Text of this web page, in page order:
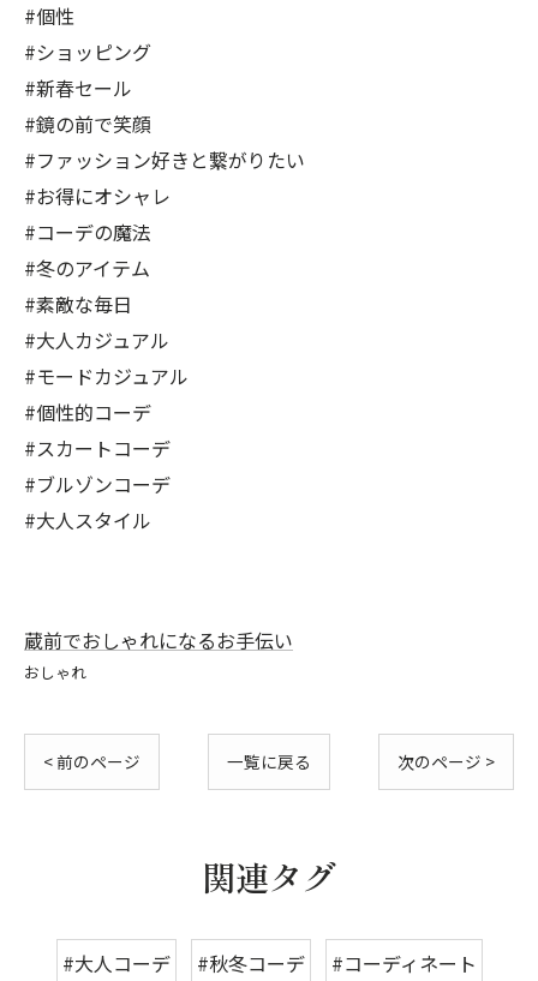
#個性
#ショッピング
#新春セール
#鏡の前で笑顔
#ファッション好きと繋がりたい
#お得にオシャレ
#コーデの魔法
#冬のアイテム
#素敵な毎日
#大人カジュアル
#モードカジュアル
#個性的コーデ
#スカートコーデ
#ブルゾンコーデ
#大人スタイル
蔵前でおしゃれになるお手伝い
おしゃれ
< 前のページ 一覧に戻る 次のページ >
関連タグ
#大人コーデ #秋冬コーデ #コーディネート